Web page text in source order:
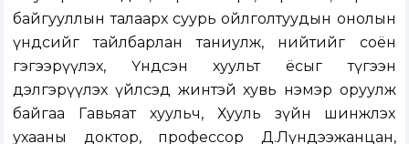
байгууллын талаарх суурь ойлголтуудын онолын
үндсийг тайлбарлан таниулж, нийтийг соён
гэгээрүүлэх, Үндсэн хуульт ёсыг түгээн
дэлгэрүүлэх үйлсэд жинтэй хувь нэмэр оруулж
байгаа Гавьяат хуульч, Хууль зүйн шинжлэх
ухааны доктор, профессор Д.Лүндээжанцан,